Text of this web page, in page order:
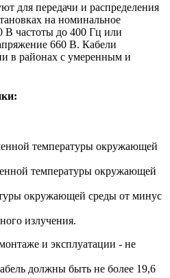
для передачи и распределения
на номинальное
В частоты до 400 Гц или
660 В. Кабели
в районах с умеренным и
температуры окружающей
температуры окружающей
окружающей среды от минус
излучения.
и эксплуатации - не
должны быть не более 19,6